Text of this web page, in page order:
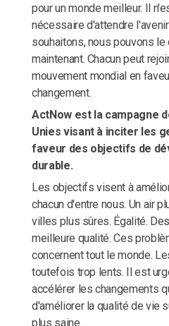
pour un monde meilleur. Il
nécessaire d'attendre
souhaitons, nous pouvons le
maintenant. Chacun peut
mouvement mondial en
changement.
ActNow est la campagne
Unies visant à inciter les
faveur des objectifs de
durable.
Les objectifs visent à
chacun d'entre nous. Un air
villes plus sûres. Égalité.
meilleure qualité. Ces
concernent tout le monde.
toutefois trop lents. Il est
accélérer les changements
d'améliorer la qualité de vie
plus saine.